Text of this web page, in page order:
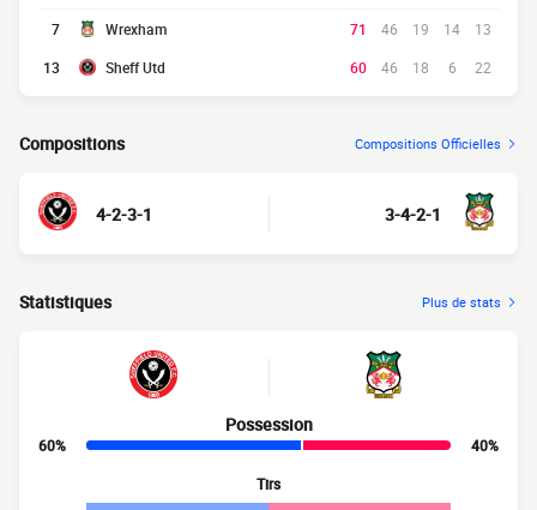
7 Wrexham 71 46 19 14
13
13
Sheff Utd 60 46 18 6 22
Compositions Compositions Officielles
4-2-3-1 3-4-2-1
Statistiques Plus de stats
Possession
60%
40%
Tirs